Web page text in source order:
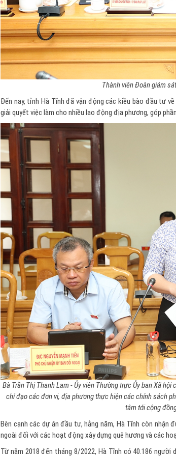
Thành viên Đoàn giám
Đến nay, tỉnh Hà Tĩnh đã vận động các kiều bào đầu tư
giải quyết việc làm cho nhiều lao động địa phương, góp
Bà Trần Thị Thanh Lam - Ủy viên Thường trực Ủy ban Xã hội
chỉ đạo các đơn vị, địa phương thực hiện các chính sách
tâm tới cộng
Bên cạnh các dự án đầu tư, hằng năm, Hà Tĩnh còn
ngoài đối với các hoạt động xây dựng quê hương và các
Từ năm 2018 đến tháng 8/2022, Hà Tĩnh có 40.186